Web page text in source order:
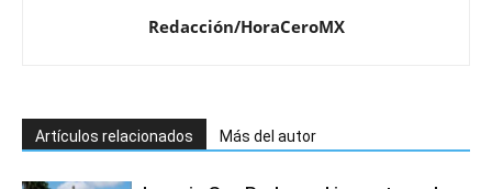
Redacción/HoraCeroMX
Artículos relacionados Más del autor